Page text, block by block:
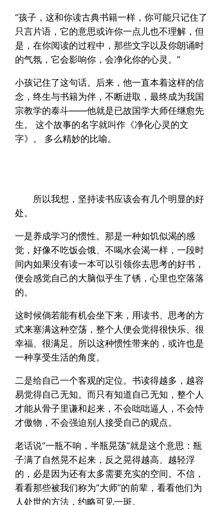
“孩子，这和你读古典书籍一样，你可能只记住了
只言片语，它的意思或许你一点儿也不理解，但
是，在你阅读的过程中，那些文字以及你朗诵时
的气氛，它会影响你，会净化你的心灵。”
小孩记住了这句话。后来，他一直本着这样的信
念，终生与书籍为伴，不断进取，最终成为我国
宗教学的泰斗——他就是已故国学大师任继愈先
生。 这个故事的名字就叫作《净化心灵的文
字》。 多么精妙的比喻。
所以我想，坚持读书应该会有几个明显的好
处。
一是养成学习的惯性。那是一种如饥似渴的感
觉，好像不吃饭会饿、不喝水会渴一样，一段时
间内如果没有读一本可以引领你去思考的好书，
便会感觉自己的大脑似乎生了锈，心里也空落落
的。
这时候倘若能有机会坐下来，用读书、思考的方
式来塞满这种空荡，整个人便会觉得很快乐、很
幸福、很满足。所以这种惯性带来的，或许也是
一种享受生活的角度。
二是给自己一个客观的定位。书读得越多，越容
易觉得自己无知。而只有知道自己无知，整个人
才能从骨子里谦和起来，不会咄咄逼人，不会恃
才傲物，不会强迫别人接受自己的观点。
老话说“一瓶不响，半瓶晃荡”就是这个意思：瓶
子满了自然晃不起来，反之晃得越高、越轻浮
的，必是因为还有太多需要充实的空间。不信，
看看那些被我们称为“大师”的前辈，看看他们为
人处世的方法，约略可见一斑。